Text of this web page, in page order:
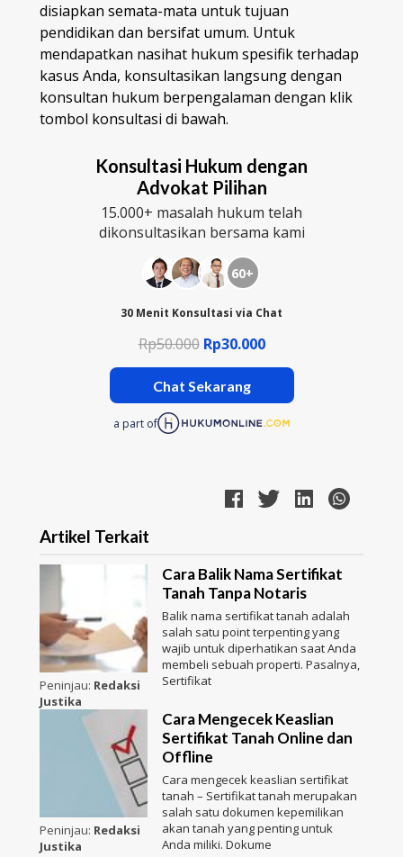
disiapkan semata-mata untuk tujuan
pendidikan dan bersifat umum. Untuk
mendapatkan nasihat hukum spesifik terhadap
kasus Anda, konsultasikan langsung dengan
konsultan hukum berpengalaman dengan klik
tombol konsultasi di bawah.
Konsultasi Hukum dengan
Advokat Pilihan
15.000+ masalah hukum telah
dikonsultasikan bersama kami
60+
30 Menit Konsultasi via Chat
Rp50.000 Rp30.000
Chat Sekarang
a part of
Artikel Terkait
Peninjau: Redaksi
Justika
Cara Balik Nama Sertifikat
Tanah Tanpa Notaris
Balik nama sertifikat tanah adalah
salah satu point terpenting yang
wajib untuk diperhatikan saat Anda
membeli sebuah properti. Pasalnya,
Sertifikat
Peninjau: Redaksi
Justika
Cara Mengecek Keaslian
Sertifikat Tanah Online dan
Offline
Cara mengecek keaslian sertifikat
tanah – Sertifikat tanah merupakan
salah satu dokumen kepemilikan
akan tanah yang penting untuk
Anda miliki. Dokume